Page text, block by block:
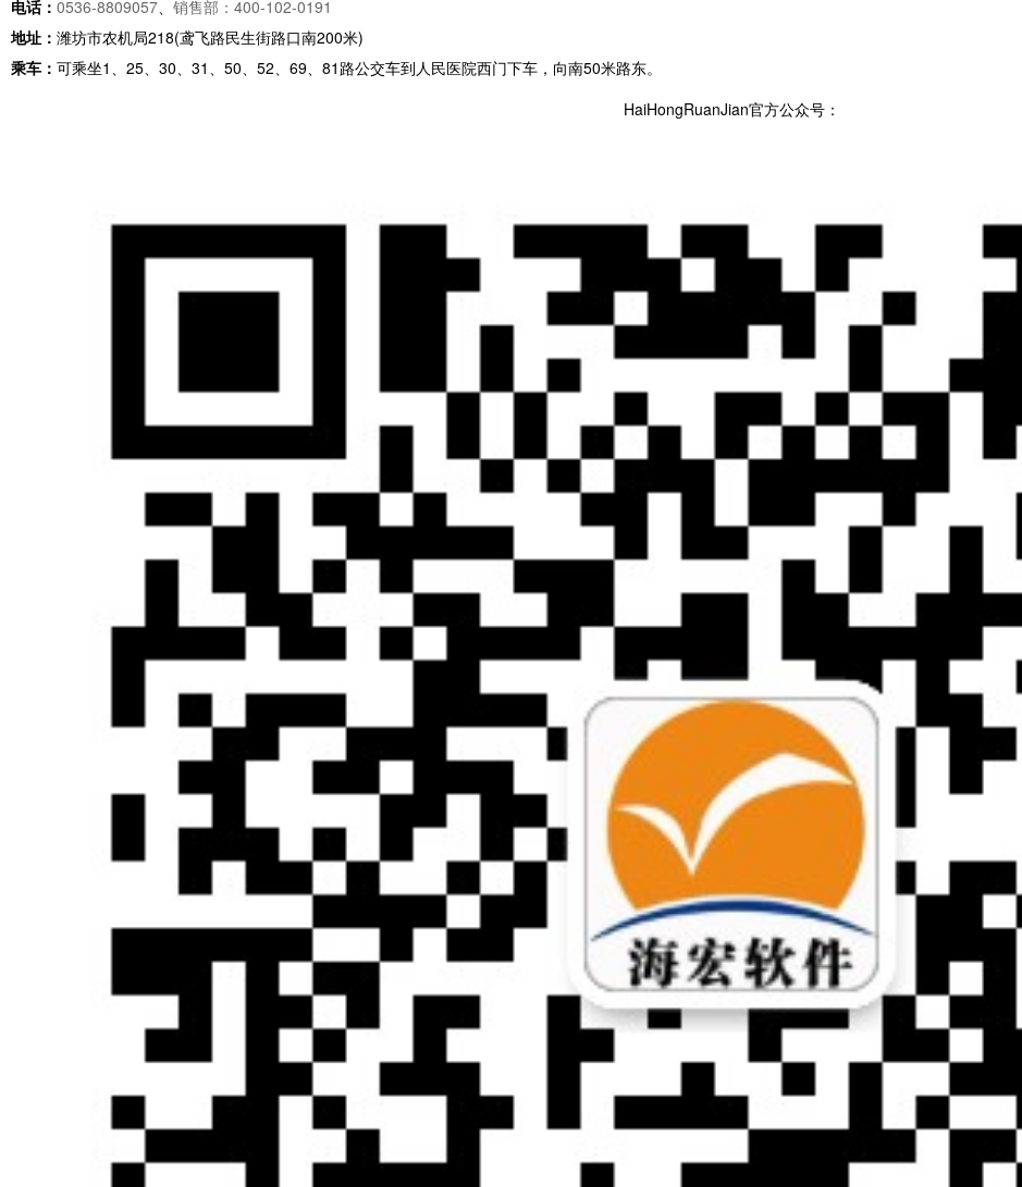
电话： 0536-8809057
销售部：400-102-0191
地址： 潍坊市农机局218(鸢飞路民生街路口南200米)
乘车： 可乘坐1、25、30、31、50、52、69、81路公交车到人民医院西门下车，向南50米路东。
HaiHongRuanJian官方公众号：